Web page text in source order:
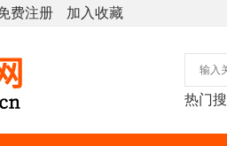
费注册 加入收藏
热门